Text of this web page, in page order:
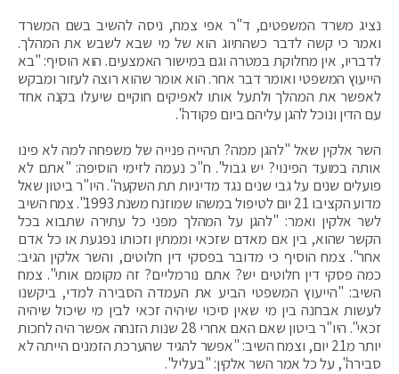
נציג משרד המשפטים, ד"ר אפי צמח, ניסה להשיב בשם המשרד
ואמר כי קשה לדבר כשהתיוג הוא של מי שבא לשבש את המהלך.
לדבריו, אין מחלוקת במטרה וגם במישור האמצעים. הוא הוסיף: "בא
הייעוץ המשפטי ואומר דבר אחר. הוא אומר שהוא רוצה לעזור ומבקש
לאפשר את המהלך ולתעל אותו לאפיקים חוקיים שיעלו בקנה אחד
עם הדין ונוכל להגן עליהם ביום פקודה".
השר אלקין שאל "להגן ממה? תהייה פנייה של משפחה למה לא פינו
אותה במועד הפינוי? יש גבול". ח"כ נעמה לזימי הוסיפה: "אתם לא
פועלים שנים על גבי שנים נגד מדיניות תת השקעה". היו"ר ביטון שאל
מדוע הקציבו 21 יום לטיפול במשהו שמוזנח משנת 1993". צמח השיב
לשר אלקין ואמר: "להגן על המהלך מפני כל עתירה שתבוא בכל
הקשר שהוא, בין אם מאדם שזכאי וממתין וזכותו נפגעת או כל אדם
אחר". צמח הוסיף כי מדובר בפסקי דין חלוטים, והשר אלקין הגיב:
כמה פסקי דין חלוטים יש? אתם נורמליים? זה מקומם אותי". צמח
השיב: "הייעוץ המשפטי הביע את העמדה הסבירה למדי, ביקשנו
לעשות אבחנה בין מי שאין סיכוי שיהיה זכאי לבין מי שיכול שיהיה
זכאי". היו"ר ביטון שאם האם אחרי 28 שנות הזנחה אפשר היה לחכות
יותר מ21 יום, וצמח השיב: "אפשר להגיד שהערכת הזמנים הייתה לא
סבירה", על כל אמר השר אלקין: "בעליל".